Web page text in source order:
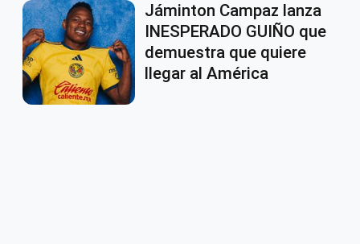
Jáminton Campaz lanza
INESPERADO GUIÑO que
demuestra que quiere
llegar al América